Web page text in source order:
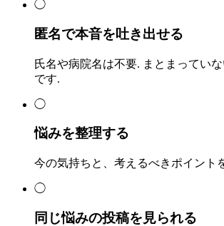
◯
匿名で本音を吐き出せる
氏名や病院名は不要. まとまってい
です.
◯
悩みを整理する
今の気持ちと、考えるべきポイント
◯
同じ悩みの投稿を見られる